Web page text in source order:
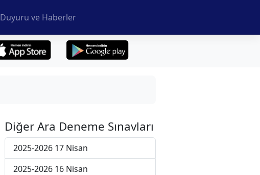
Duyuru ve Haberler
Diğer Ara Deneme Sınavları
2025-2026 17 Nisan
2025-2026 16 Nisan